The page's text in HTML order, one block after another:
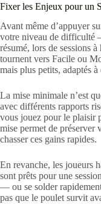
Fixer les Enjeux pour un
Avant même d’appuyer
votre niveau de
résumé, lors de sessions
tournent vers Facile ou
mais plus petits, adaptés à
La mise minimale n’est
avec différents rapports
vous jouez pour le plaisir
mise permet de préserver
chasser ces gains rapides.
En revanche, les joueurs
sont prêts pour une
— ou se solder
pas que le poulet survit